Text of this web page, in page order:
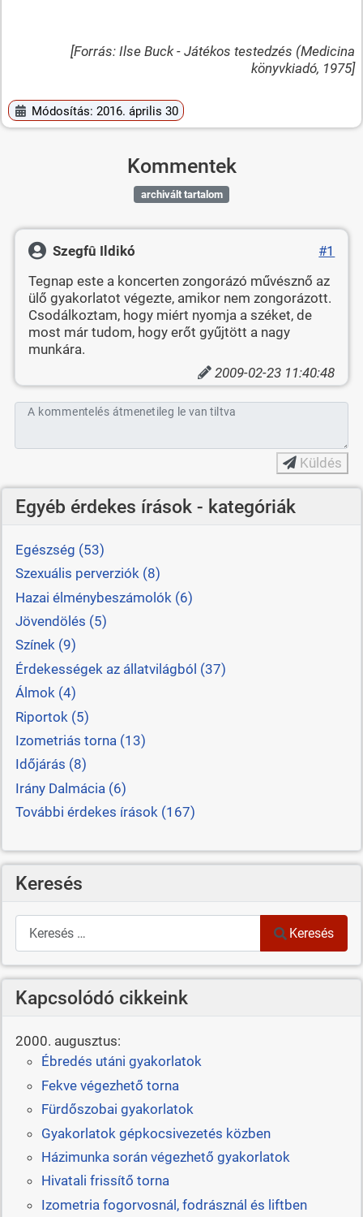
[Forrás: Ilse Buck - Játékos testedzés (Medicina
könyvkiadó, 1975]
Módosítás: 2016. április 30
Kommentek
archivált tartalom
Szegfû Ildikó
#1
Tegnap este a koncerten zongorázó művésznő az
ülő gyakorlatot végezte, amikor nem zongorázott.
Csodálkoztam, hogy miért nyomja a széket, de
most már tudom, hogy erőt gyűjtött a nagy
munkára.
2009-02-23 11:40:48
A kommentelés átmenetileg le van tiltva
Küldés
Egyéb érdekes írások - kategóriák
Egészség (53)
Szexuális perverziók (8)
Hazai élménybeszámolók (6)
Jövendölés (5)
Színek (9)
Érdekességek az állatvilágból (37)
Álmok (4)
Riportok (5)
Izometriás torna (13)
Időjárás (8)
Irány Dalmácia (6)
További érdekes írások (167)
Keresés
Keresés
Keresés
Kapcsolódó cikkeink
2000. augusztus:
Ébredés utáni gyakorlatok
Fekve végezhető torna
Fürdőszobai gyakorlatok
Gyakorlatok gépkocsivezetés közben
Házimunka során végezhető gyakorlatok
Hivatali frissítő torna
Izometria fogorvosnál, fodrásznál és liftben